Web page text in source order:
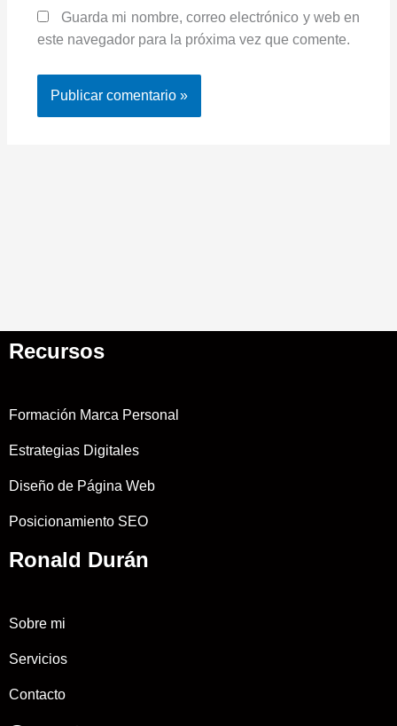
Guarda mi nombre, correo electrónico y web en
este navegador para la próxima vez que comente.
Recursos
Formación Marca Personal
Estrategias Digitales
Diseño de Página Web
Posicionamiento SEO
Ronald Durán
Sobre mi
Servicios
Contacto